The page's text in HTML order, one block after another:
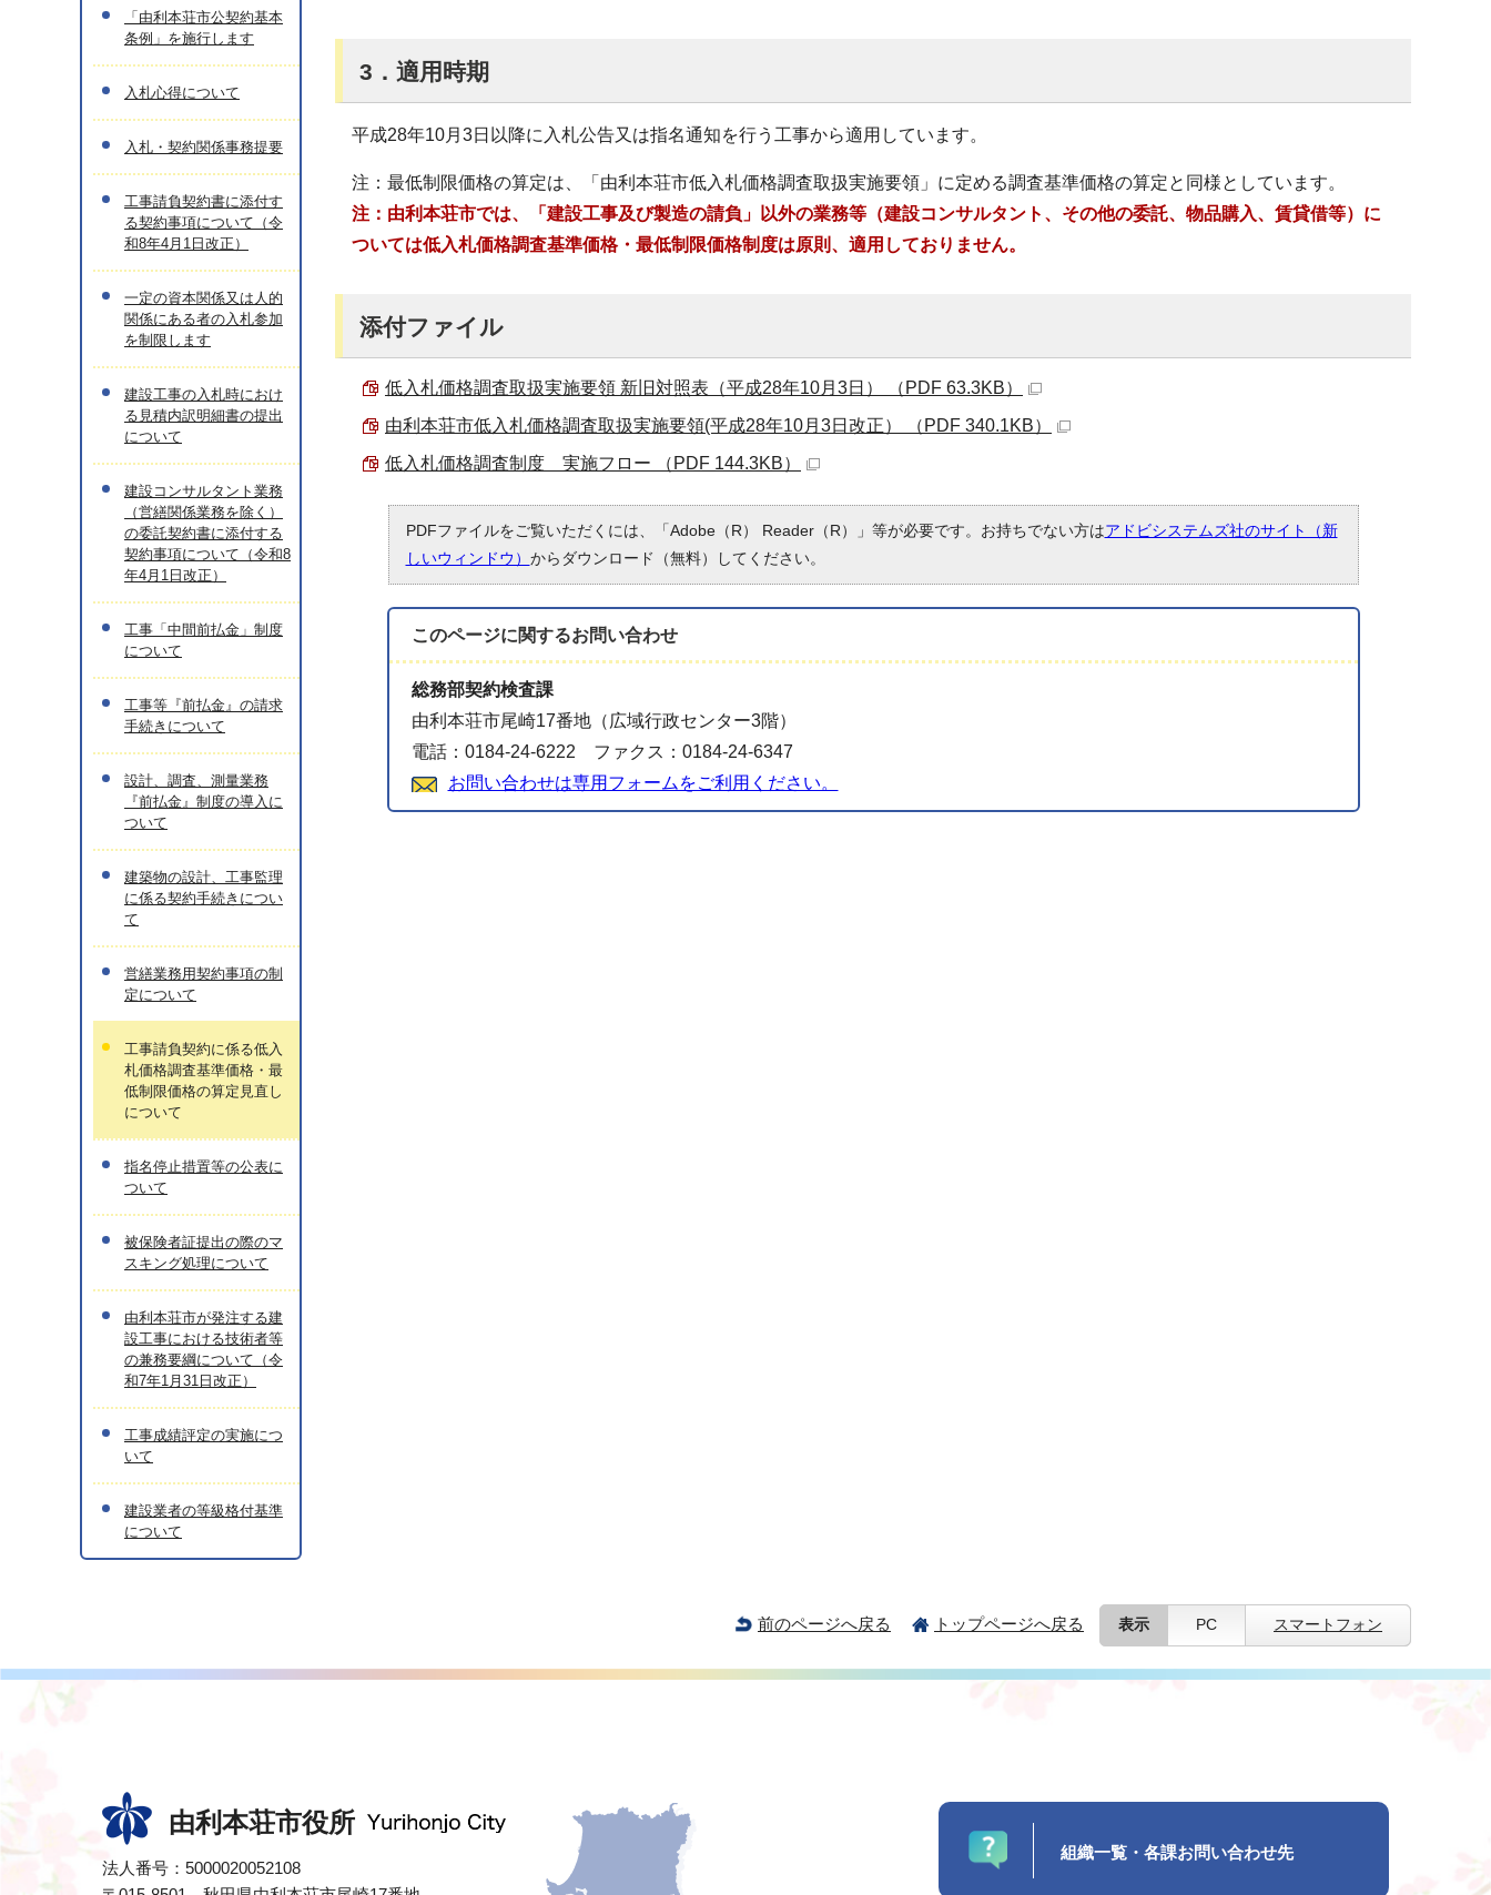
3．適用時期
平成28年10月3日以降に入札公告又は指名通知を行う工事から適用しています。
注：最低制限価格の算定は、「由利本荘市低入札価格調査取扱実施要領」に定める調査基準価格の算定と同様としています。
注：由利本荘市では、「建設工事及び製造の請負」以外の業務等（建設コンサルタント、その他の委託、物品購入、賃貸借等）に
ついては低入札価格調査基準価格・最低制限価格制度は原則、適用しておりません。
添付ファイル
低入札価格調査取扱実施要領 新旧対照表（平成28年10月3日） （PDF 63.3KB）
由利本荘市低入札価格調査取扱実施要領(平成28年10月3日改正） （PDF 340.1KB）
低入札価格調査制度 実施フロー （PDF 144.3KB）
PDFファイルをご覧いただくには、「Adobe（R） Reader（R）」等が必要です。お持ちでない方はアドビシステムズ社のサイト（新
しいウィンドウ） からダウンロード（無料）してください。
このページに関するお問い合わせ
総務部契約検査課
由利本荘市尾崎17番地（広域行政センター3階）
電話：0184-24-6222 ファクス：0184-24-6347
お問い合わせは専用フォームをご利用ください。
「由利本荘市公契約基本
条例」を施行します
入札心得について
入札・契約関係事務提要
工事請負契約書に添付す
る契約事項について（令
和8年4月1日改正）
一定の資本関係又は人的
関係にある者の入札参加
を制限します
建設工事の入札時におけ
る見積内訳明細書の提出
について
建設コンサルタント業務
（営繕関係業務を除く）
の委託契約書に添付する
契約事項について（令和8
年4月1日改正）
工事「中間前払金」制度
について
工事等『前払金』の請求
手続きについて
設計、調査、測量業務
『前払金』制度の導入に
ついて
建築物の設計、工事監理
に係る契約手続きについ
て
営繕業務用契約事項の制
定について
工事請負契約に係る低入
札価格調査基準価格・最
低制限価格の算定見直し
について
指名停止措置等の公表に
ついて
被保険者証提出の際のマ
スキング処理について
由利本荘市が発注する建
設工事における技術者等
の兼務要綱について（令
和7年1月31日改正）
工事成績評定の実施につ
いて
建設業者の等級格付基準
について
前のページへ戻る トップページへ戻る 表示 PC スマートフォン
由利本荘市役所
法人番号：5000020052108
組織一覧・各課お問い合わせ先